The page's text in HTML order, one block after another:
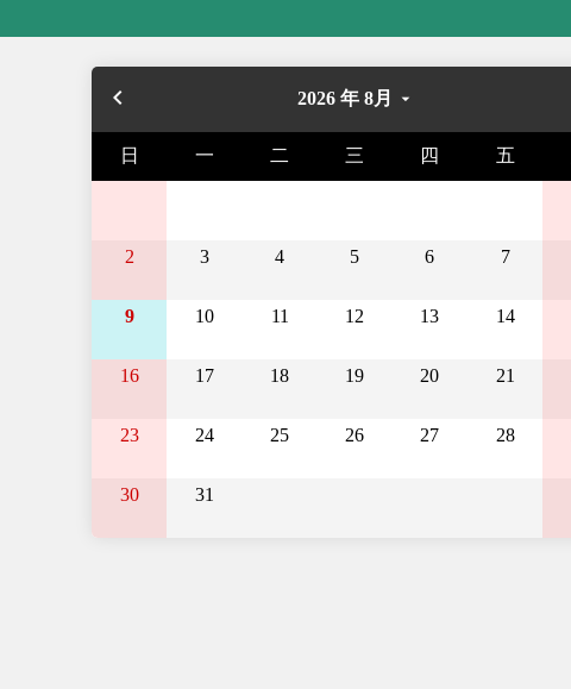
navigate_before 2026 年 8月 arrow_drop_down
日 一 二 三 四 五
2 3 4 5 6 7
9 10 11 12 13 14
16 17 18 19 20 21
23 24 25 26 27 28
30 31